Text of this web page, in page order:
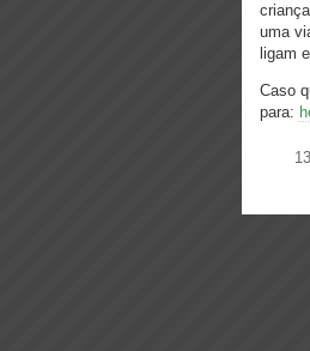
uma
ligam
Caso
para: